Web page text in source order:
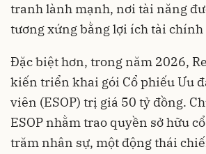
tranh lành mạnh, nơi tài năng
tương xứng bằng lợi ích tài
Đặc biệt hơn, trong năm 2026,
kiến triển khai gói Cổ phiếu Ưu
viên (ESOP) trị giá 50 tỷ đồng.
ESOP nhằm trao quyền sở hữu
trăm nhân sự, một động thái